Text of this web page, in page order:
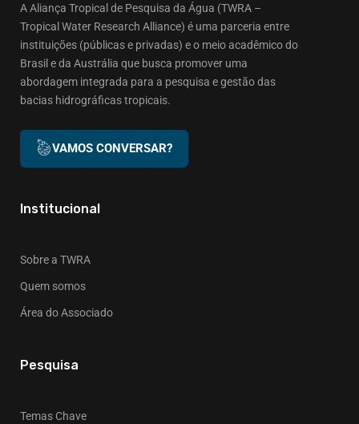
A Aliança Tropical de Pesquisa da Água (TWRA –
Tropical Water Research Alliance) é uma parceria entre
instituições (públicas e privadas) e o meio acadêmico do
Brasil e da Austrália que busca promover uma
abordagem integrada para a pesquisa e gestão das
bacias hidrográficas tropicais.
VAMOS CONVERSAR?
Institucional
Sobre a TWRA
Quem somos
Área do Associado
Pesquisa
Temas Chave